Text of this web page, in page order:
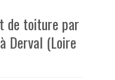
de toiture par
Derval (Loire